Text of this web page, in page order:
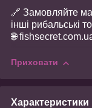
🔗 Замовляйте
інші рибальські
🌐
Приховати
Характеристики